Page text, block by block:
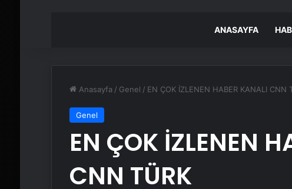
ANASAYFA
Anasayfa / Genel / EN ÇOK İZLENEN HABER KANALI CNN
Genel
EN ÇOK İZLENEN
CNN TÜRK